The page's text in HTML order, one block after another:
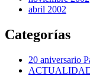
abril 2002
Categorías
20 aniversario